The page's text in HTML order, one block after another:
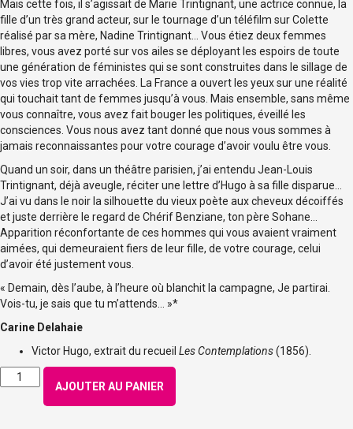
Mais cette fois, il s’agissait de Marie Trintignant, une actrice connue, la
fille d’un très grand acteur, sur le tournage d’un téléfilm sur Colette
réalisé par sa mère, Nadine Trintignant… Vous étiez deux femmes
libres, vous avez porté sur vos ailes se déployant les espoirs de toute
une génération de féministes qui se sont construites dans le sillage de
vos vies trop vite arrachées. La France a ouvert les yeux sur une réalité
qui touchait tant de femmes jusqu’à vous. Mais ensemble, sans même
vous connaître, vous avez fait bouger les politiques, éveillé les
consciences. Vous nous avez tant donné que nous vous sommes à
jamais reconnaissantes pour votre courage d’avoir voulu être vous.
Quand un soir, dans un théâtre parisien, j’ai entendu Jean-Louis
Trintignant, déjà aveugle, réciter une lettre d’Hugo à sa fille disparue…
J’ai vu dans le noir la silhouette du vieux poète aux cheveux décoiffés
et juste derrière le regard de Chérif Benziane, ton père Sohane…
Apparition réconfortante de ces hommes qui vous avaient vraiment
aimées, qui demeuraient fiers de leur fille, de votre courage, celui
d’avoir été justement vous.
« Demain, dès l’aube, à l’heure où blanchit la campagne, Je partirai.
Vois-tu, je sais que tu m’attends… »*
Carine Delahaie
Victor Hugo, extrait du recueil Les Contemplations(1856).
quantité
de
AJOUTER AU PANIER